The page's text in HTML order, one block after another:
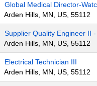
Global Medical Director-
Arden Hills, MN, US, 55112
Supplier Quality Engineer II
Arden Hills, MN, US, 55112
Electrical Technician III
Arden Hills, MN, US, 55112